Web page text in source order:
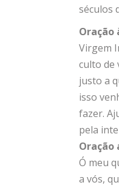
séculos
Oração
Virgem
culto de
justo a
isso
fazer.
pela
Oração
Ó meu
a vós,